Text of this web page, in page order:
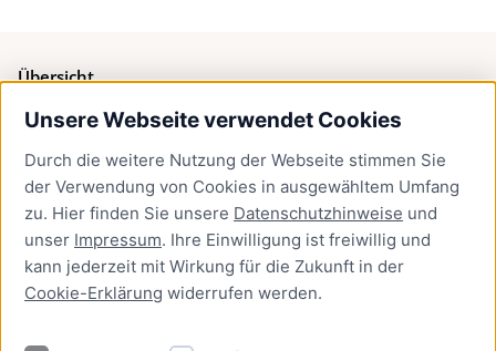
Unsere Webseite verwendet Cookies
Durch die weitere Nutzung der Webseite stimmen Sie
der Verwendung von Cookies in ausgewähltem Umfang
zu. Hier finden Sie unsere Datenschutzhinweise und
unser Impressum. Ihre Einwilligung ist freiwillig und
kann jederzeit mit Wirkung für die Zukunft in der
Cookie-Erklärung widerrufen werden.
Übersicht
Bürgerservice
Presse
Newsletter Lübeck:kompakt
Kontakt
Kontakt